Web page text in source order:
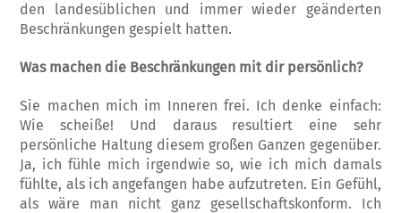
den landesüblichen und immer wieder geänderten
Beschränkungen gespielt hatten.
Was machen die Beschränkungen mit dir persönlich?
Sie machen mich im Inneren frei. Ich denke einfach:
Wie scheiße! Und daraus resultiert eine sehr
persönliche Haltung diesem großen Ganzen gegenüber.
Ja, ich fühle mich irgendwie so, wie ich mich damals
fühlte, als ich angefangen habe aufzutreten. Ein Gefühl,
als wäre man nicht ganz gesellschaftskonform. Ich